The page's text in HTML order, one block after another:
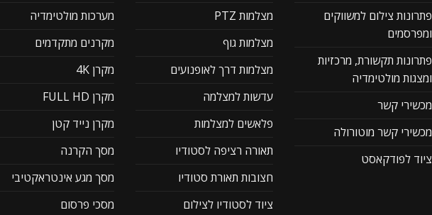
פתרונות צילום למשווקים
ומפרסמים
פתרונות תקשורת, מרכזיות
ומצגות מולטימדיה
מכשירי קשר
מכשירי קשר מוטורולה
ציוד לפודקאסט
מצלמות PTZ
מצלמות גוף
מצלמות דרך לאופנועים
עדשות למצלמה
פלאשים למצלמות
תאורה רציפה לסטודיו
חצובות תאורת סטודיו
ציוד לסטודיו לצילום
מערכות מולטימדיה
מקרנים מתקדמים
מקרן 4K
מקרן FULL HD
מקרן נייד קטן
מסך הקרנה
מסך מגע אינטראקטיבי
מסכי פרסום